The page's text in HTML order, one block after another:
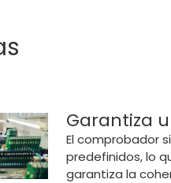
Garantiza
El comprobador
predefinidos, lo
garantiza la